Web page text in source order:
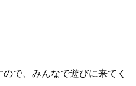
で、みんなで遊びに来てく